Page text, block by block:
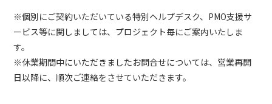
※個別にご契約いただいている特別ヘルプデスク、PMO支援サ
ービス等に関しましては、プロジェクト毎にご案内いたしま
す。
※休業期間中にいただきましたお問合せについては、営業再開
日以降に、順次ご連絡をさせていただきます。